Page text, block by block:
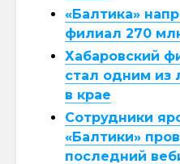
«Балтика»
филиал 270
Хабаровский
стал одним из
в крае
Сотрудники
«Балтики»
последний